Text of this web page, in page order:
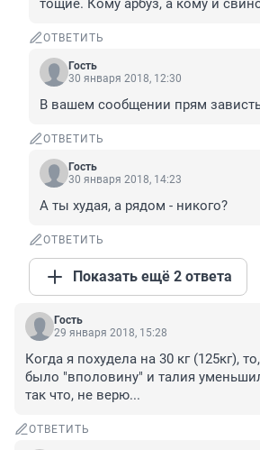
тощие. Кому арбуз, а кому и
ОТВЕТИТЬ
Гость
30 января 2018, 12:30
В вашем сообщении прям
ОТВЕТИТЬ
Гость
30 января 2018, 14:23
А ты худая, а рядом - никого?
ОТВЕТИТЬ
Показать ещё 2 ответа
Гость
29 января 2018, 15:28
Когда я похудела на 30 кг (125кг),
было "вполовину" и талия
так что, не верю...
ОТВЕТИТЬ